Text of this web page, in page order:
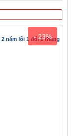
- 23%
năm lỗi 1 đổi 1 tháng